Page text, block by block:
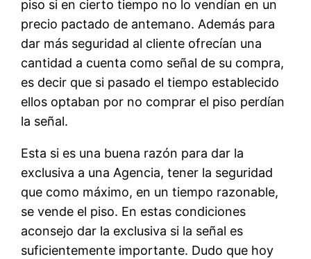
piso si en cierto tiempo no lo vendían en un
precio pactado de antemano. Además para
dar más seguridad al cliente ofrecían una
cantidad a cuenta como señal de su compra,
es decir que si pasado el tiempo establecido
ellos optaban por no comprar el piso perdían
la señal.
Esta si es una buena razón para dar la
exclusiva a una Agencia, tener la seguridad
que como máximo, en un tiempo razonable,
se vende el piso. En estas condiciones
aconsejo dar la exclusiva si la señal es
suficientemente importante. Dudo que hoy